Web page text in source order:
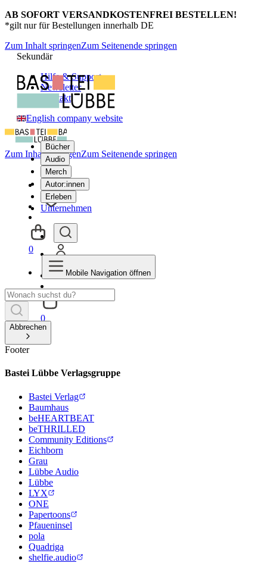
AB SOFORT VERSANDKOSTENFREI BESTELLEN!
*gilt nur für Bestellungen innerhalb DE
Zum Inhalt springenZum Seitenende springen
Sekundär
Hilfe & Support
Newsletter
Kontakt
English company website
Bücher
Audio
Merch
Autor:innen
Erleben
Unternehmen
0
Zum Inhalt springenZum Seitenende springen
0
Mobile Navigation öffnen
Abbrechen
Footer
Bastei Lübbe Verlagsgruppe
Bastei Verlag
Baumhaus
beHEARTBEAT
beTHRILLED
Community Editions
Eichborn
Grau
Lübbe Audio
Lübbe
LYX
ONE
Papertoons
Pfaueninsel
pola
Quadriga
shelfie.audio